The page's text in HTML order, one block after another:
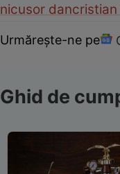
nicusor dan
Urmărește-ne pe
Ghid de